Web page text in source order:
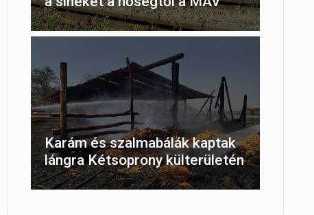
Karám és szalmabálák kaptak
lángra Kétsoprony külterületén